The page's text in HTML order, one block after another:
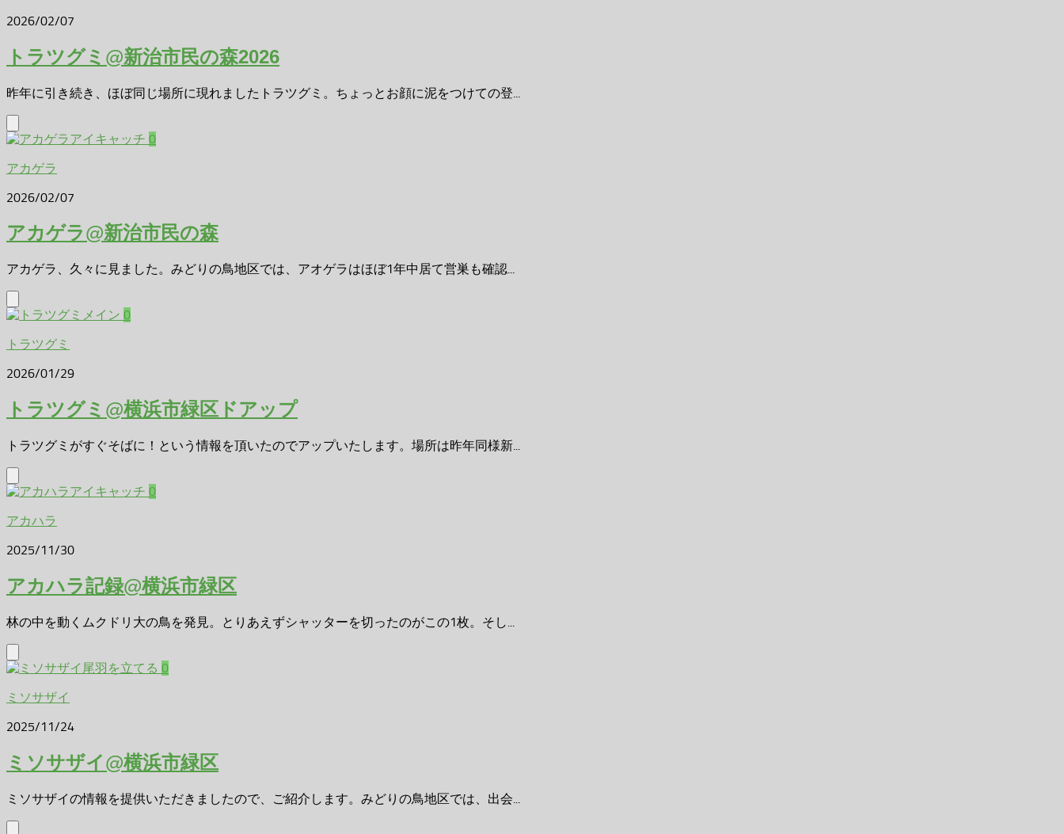
2026/02/07
トラツグミ@新治市民の森2026
昨年に引き続き、ほぼ同じ場所に現れましたトラツグミ。ちょっとお顔に泥をつけての登...
0
アカゲラ
2026/02/07
アカゲラ@新治市民の森
アカゲラ、久々に見ました。みどりの鳥地区では、アオゲラはほぼ1年中居て営巣も確認...
0
トラツグミ
2026/01/29
トラツグミ@横浜市緑区ドアップ
トラツグミがすぐそばに！という情報を頂いたのでアップいたします。場所は昨年同様新...
0
アカハラ
2025/11/30
アカハラ記録@横浜市緑区
林の中を動くムクドリ大の鳥を発見。とりあえずシャッターを切ったのがこの1枚。そし...
0
ミソサザイ
2025/11/24
ミソサザイ@横浜市緑区
ミソサザイの情報を提供いただきましたので、ご紹介します。みどりの鳥地区では、出会...